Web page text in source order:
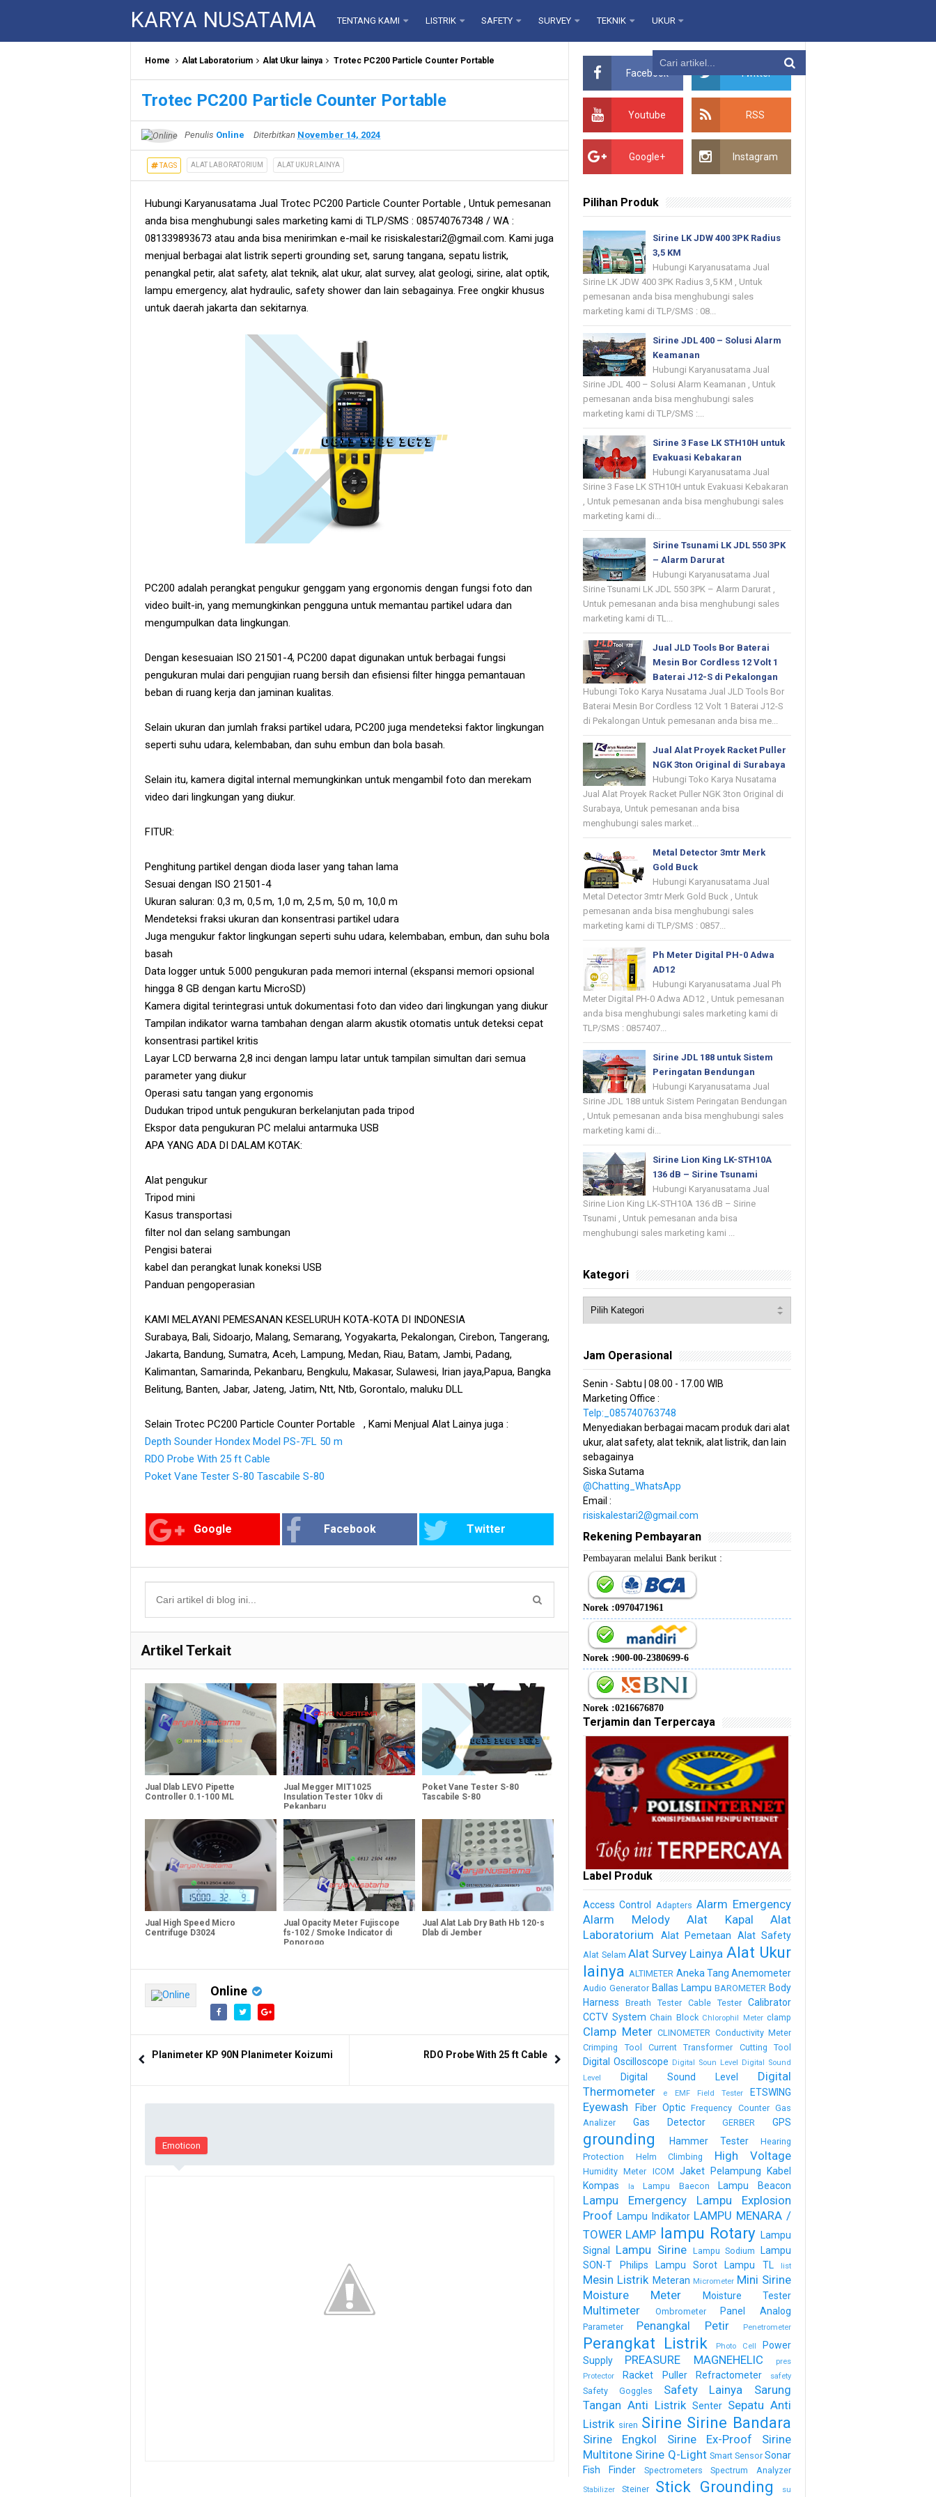
KARYA NUSATAMA TENTANG KAMI LISTRIK SAFETY SURVEY TEKNIK UKUR
Home Alat Laboratorium Alat Ukur lainya Trotec PC200 Particle Counter Portable
Trotec PC200 Particle Counter Portable
Penulis Online Diterbitkan November 14, 2024
TAGS ALAT LABORATORIUM ALAT UKUR LAINYA
Hubungi Karyanusatama Jual Trotec PC200 Particle Counter Portable , Untuk pemesanan
anda bisa menghubungi sales marketing kami di TLP/SMS : 085740767348 / WA :
081339893673 atau anda bisa menirimkan e-mail ke risiskalestari2@gmail.com. Kami juga
menjual berbagai alat listrik seperti grounding set, sarung tangana, sepatu listrik,
penangkal petir, alat safety, alat teknik, alat ukur, alat survey, alat geologi, sirine, alat optik,
lampu emergency, alat hydraulic, safety shower dan lain sebagainya. Free ongkir khusus
untuk daerah jakarta dan sekitarnya.
PC200 adalah perangkat pengukur genggam yang ergonomis dengan fungsi foto dan
video built-in, yang memungkinkan pengguna untuk memantau partikel udara dan
mengumpulkan data lingkungan.
Dengan kesesuaian ISO 21501-4, PC200 dapat digunakan untuk berbagai fungsi
pengukuran mulai dari pengujian ruang bersih dan efisiensi filter hingga pemantauan
beban di ruang kerja dan jaminan kualitas.
Selain ukuran dan jumlah fraksi partikel udara, PC200 juga mendeteksi faktor lingkungan
seperti suhu udara, kelembaban, dan suhu embun dan bola basah.
Selain itu, kamera digital internal memungkinkan untuk mengambil foto dan merekam
video dari lingkungan yang diukur.
FITUR:
Penghitung partikel dengan dioda laser yang tahan lama
Sesuai dengan ISO 21501-4
Ukuran saluran: 0,3 m, 0,5 m, 1,0 m, 2,5 m, 5,0 m, 10,0 m
Mendeteksi fraksi ukuran dan konsentrasi partikel udara
Juga mengukur faktor lingkungan seperti suhu udara, kelembaban, embun, dan suhu bola
basah
Data logger untuk 5.000 pengukuran pada memori internal (ekspansi memori opsional
hingga 8 GB dengan kartu MicroSD)
Kamera digital terintegrasi untuk dokumentasi foto dan video dari lingkungan yang diukur
Tampilan indikator warna tambahan dengan alarm akustik otomatis untuk deteksi cepat
konsentrasi partikel kritis
Layar LCD berwarna 2,8 inci dengan lampu latar untuk tampilan simultan dari semua
parameter yang diukur
Operasi satu tangan yang ergonomis
Dudukan tripod untuk pengukuran berkelanjutan pada tripod
Ekspor data pengukuran PC melalui antarmuka USB
APA YANG ADA DI DALAM KOTAK:
Alat pengukur
Tripod mini
Kasus transportasi
filter nol dan selang sambungan
Pengisi baterai
kabel dan perangkat lunak koneksi USB
Panduan pengoperasian
KAMI MELAYANI PEMESANAN KESELURUH KOTA-KOTA DI INDONESIA
Surabaya, Bali, Sidoarjo, Malang, Semarang, Yogyakarta, Pekalongan, Cirebon, Tangerang,
Jakarta, Bandung, Sumatra, Aceh, Lampung, Medan, Riau, Batam, Jambi, Padang,
Kalimantan, Samarinda, Pekanbaru, Bengkulu, Makasar, Sulawesi, Irian jaya,Papua, Bangka
Belitung, Banten, Jabar, Jateng, Jatim, Ntt, Ntb, Gorontalo, maluku DLL
Selain Trotec PC200 Particle Counter Portable , Kami Menjual Alat Lainya juga :
Depth Sounder Hondex Model PS-7FL 50 m
RDO Probe With 25 ft Cable
Poket Vane Tester S-80 Tascabile S-80
Google Facebook Twitter
Artikel Terkait
Jual Dlab LEVO Pipette
Controller 0.1-100 ML
Jual Megger MIT1025
Insulation Tester 10kv di
Pekanbaru
Poket Vane Tester S-80
Tascabile S-80
Jual High Speed Micro
Centrifuge D3024
Jual Opacity Meter Fujiscope
fs-102 / Smoke Indicator di
Ponorogo
Jual Alat Lab Dry Bath Hb 120-s
Dlab di Jember
Online
Planimeter KP 90N Planimeter Koizumi RDO Probe With 25 ft Cable
Emoticon
Facebook Twitter
Youtube RSS
Google+ Instagram
Pilihan Produk
Sirine LK JDW 400 3PK Radius
3,5 KM
Hubungi Karyanusatama Jual
Sirine LK JDW 400 3PK Radius 3,5 KM , Untuk
pemesanan anda bisa menghubungi sales
marketing kami di TLP/SMS : 08...
Sirine JDL 400 – Solusi Alarm
Keamanan
Hubungi Karyanusatama Jual
Sirine JDL 400 – Solusi Alarm Keamanan , Untuk
pemesanan anda bisa menghubungi sales
marketing kami di TLP/SMS :...
Sirine 3 Fase LK STH10H untuk
Evakuasi Kebakaran
Hubungi Karyanusatama Jual
Sirine 3 Fase LK STH10H untuk Evakuasi Kebakaran
, Untuk pemesanan anda bisa menghubungi sales
marketing kami di...
Sirine Tsunami LK JDL 550 3PK
– Alarm Darurat
Hubungi Karyanusatama Jual
Sirine Tsunami LK JDL 550 3PK – Alarm Darurat ,
Untuk pemesanan anda bisa menghubungi sales
marketing kami di TL...
Jual JLD Tools Bor Baterai
Mesin Bor Cordless 12 Volt 1
Baterai J12-S di Pekalongan
Hubungi Toko Karya Nusatama Jual JLD Tools Bor
Baterai Mesin Bor Cordless 12 Volt 1 Baterai J12-S
di Pekalongan Untuk pemesanan anda bisa me...
Jual Alat Proyek Racket Puller
NGK 3ton Original di Surabaya
Hubungi Toko Karya Nusatama
Jual Alat Proyek Racket Puller NGK 3ton Original di
Surabaya, Untuk pemesanan anda bisa
menghubungi sales market...
Metal Detector 3mtr Merk
Gold Buck
Hubungi Karyanusatama Jual
Metal Detector 3mtr Merk Gold Buck , Untuk
pemesanan anda bisa menghubungi sales
marketing kami di TLP/SMS : 0857...
Ph Meter Digital PH-0 Adwa
AD12
Hubungi Karyanusatama Jual Ph
Meter Digital PH-0 Adwa AD12 , Untuk pemesanan
anda bisa menghubungi sales marketing kami di
TLP/SMS : 0857407...
Sirine JDL 188 untuk Sistem
Peringatan Bendungan
Hubungi Karyanusatama Jual
Sirine JDL 188 untuk Sistem Peringatan Bendungan
, Untuk pemesanan anda bisa menghubungi sales
marketing kami di...
Sirine Lion King LK-STH10A
136 dB – Sirine Tsunami
Hubungi Karyanusatama Jual
Sirine Lion King LK-STH10A 136 dB – Sirine
Tsunami , Untuk pemesanan anda bisa
menghubungi sales marketing kami ...
Kategori
Jam Operasional
Senin - Sabtu | 08.00 - 17.00 WIB
Marketing Office :
Telp:_085740763748
Menyediakan berbagai macam produk dari alat
ukur, alat safety, alat teknik, alat listrik, dan lain
sebagainya
Siska Sutama
@Chatting_WhatsApp
Email :
risiskalestari2@gmail.com
Rekening Pembayaran
Pembayaran melalui Bank berikut :
Norek :0970471961
Norek :900-00-2380699-6
Norek :0216676870
Terjamin dan Terpercaya
Label Produk
Access Control Adapters Alarm Emergency
Alarm Melody
Alat Kapal
Alat
Laboratorium
Alat Pemetaan Alat Safety
Alat Selam Alat Survey Lainya Alat Ukur
lainya ALTIMETER Aneka Tang Anemometer
Audio Generator Ballas Lampu BAROMETER Body
Harness
Breath Tester Cable Tester
Calibrator
CCTV System Chain Block Chlorophil Meter clamp
Clamp Meter CLINOMETER Conductivity Meter
Crimping Tool
Current Transformer Cutting Tool
Digital Oscilloscope Digital Soun Level
Digital Sound
Level
Digital Sound Level
Digital
Thermometer
e EMF Field Tester ETSWING
Eyewash Fiber Optic Frequency Counter Gas
Analizer
Gas Detector GERBER GPS
grounding Hammer Tester
Hearing
Protection
Helm Climbing High Voltage
Humidity Meter ICOM Jaket Pelampung
Kabel
Kompas
la Lampu Baecon Lampu Beacon
Lampu Emergency
Lampu Explosion
Proof Lampu Indikator LAMPU MENARA /
TOWER LAMP lampu Rotary Lampu
Signal
Lampu Sirine Lampu Sodium
Lampu
SON-T Philips
Lampu Sorot Lampu TL list
Mesin Listrik Meteran Micrometer Mini Sirine
Moisture Meter
Moisture Tester
Multimeter Ombrometer Panel Analog
Parameter Penangkal Petir Penetrometer
Perangkat Listrik Photo Cell
Power
Supply
PREASURE MAGNEHELIC
pres
Protector
Racket Puller Refractometer safety
Safety Goggles Safety Lainya
Sarung
Tangan Anti Listrik Senter Sepatu Anti
Listrik siren Sirine Sirine Bandara
Sirine Engkol Sirine Ex-Proof
Sirine
Multitone Sirine Q-Light Smart Sensor Sonar
Fish Finder
Spectrometers Spectrum Analyzer
Stabilizer Steiner Stick Grounding su